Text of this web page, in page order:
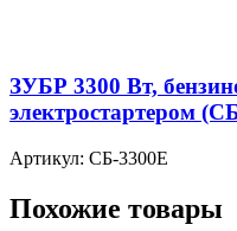
ЗУБР 3300 Вт,
электростартером
Артикул: СБ-3300Е
Похожие товары